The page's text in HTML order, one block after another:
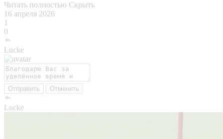
Читать полностью Скрыть
16 апреля 2026
1
0
Lucke
Отправить Отменить
Lucke